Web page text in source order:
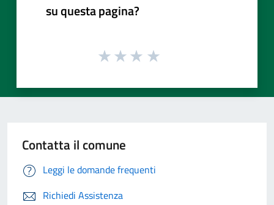
su questa pagina?
Contatta il comune
Leggi le domande frequenti
Richiedi Assistenza